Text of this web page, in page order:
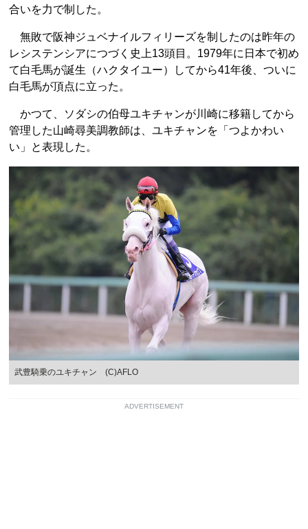
合いを力で制した。
無敗で阪神ジュベナイルフィリーズを制したのは昨年の
レシステンシアにつづく史上13頭目。1979年に日本で初め
て白毛馬が誕生（ハクタイユー）してから41年後、ついに
白毛馬が頂点に立った。
かつて、ソダシの伯母ユキチャンが川崎に移籍してから
管理した山崎尋美調教師は、ユキチャンを「つよかわい
い」と表現した。
武豊騎乗のユキチャン (C)AFLO
ADVERTISEMENT